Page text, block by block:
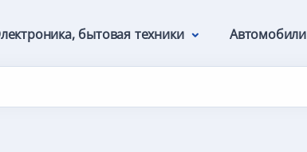
бытовая техники Автомобили